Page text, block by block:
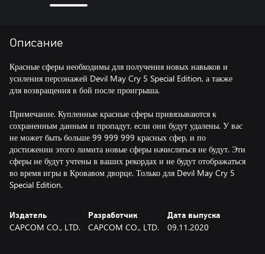
Описание
Красные сферы необходимы для получения новых навыков и
усиления персонажей Devil May Cry 5 Special Edition, а также
для возвращения в бой после проигрыша.
Примечание. Купленные красные сферы привязываются к
сохраненным данным и пропадут, если они будут удалены. У вас
не может быть больше 99 999 999 красных сфер, и по
достижении этого лимита новые сферы начисляться не будут. Эти
сферы не будут учтены в ваших рекордах и не будут отображаться
во время игры в Кровавом дворце. Только для Devil May Cry 5
Special Edition.
Издатель
CAPCOM CO., LTD.
Разработчик
CAPCOM CO., LTD.
Дата выпуска
09.11.2020